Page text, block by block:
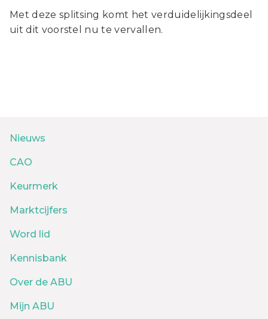
Met deze splitsing komt het verduidelijkingsdeel
uit dit voorstel nu te vervallen.
Nieuws
CAO
Keurmerk
Marktcijfers
Word lid
Kennisbank
Over de ABU
Mijn ABU